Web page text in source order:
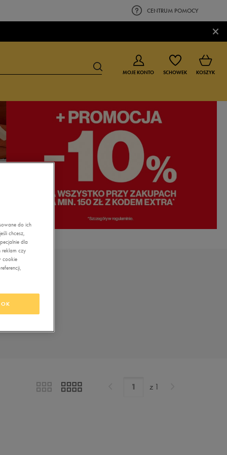
CENTRUM POMOCY
×
BUTY DLA CHŁOPCA BUTY DLA DZIEWCZYNKI
0-4 lat
4-8 lat
9-16 lat
MOJE KONTO SCHOWEK KOSZYK
z 1
do ich
chcesz,
dla
reklam czy
cookie
OK